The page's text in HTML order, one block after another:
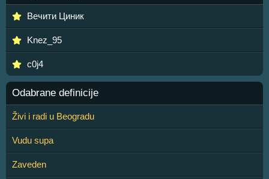
Вечити Циник
Knez_95
c0j4
Odabrane definicije
Živi i radi u Beogradu
Vudu supa
Zaveden